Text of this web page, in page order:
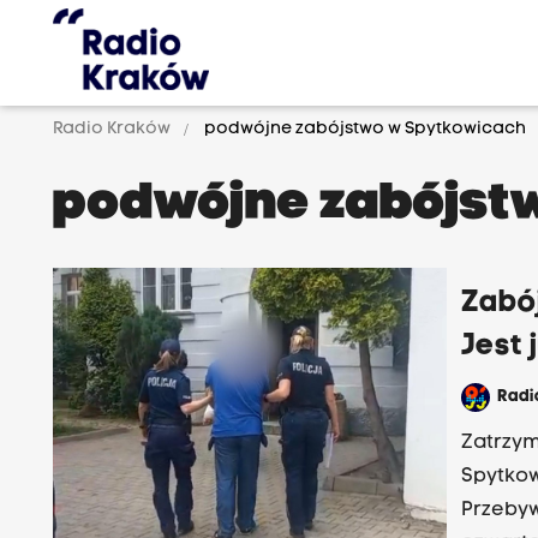
Radio Kraków podwójne zabójstwo w Spytkowicach
podwójne
Jest